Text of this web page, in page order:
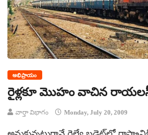
అభిప్రాయం
రైళ్లకూ మొహం వాచిన
వార్తా విభాగం Monday, July 20, 2009